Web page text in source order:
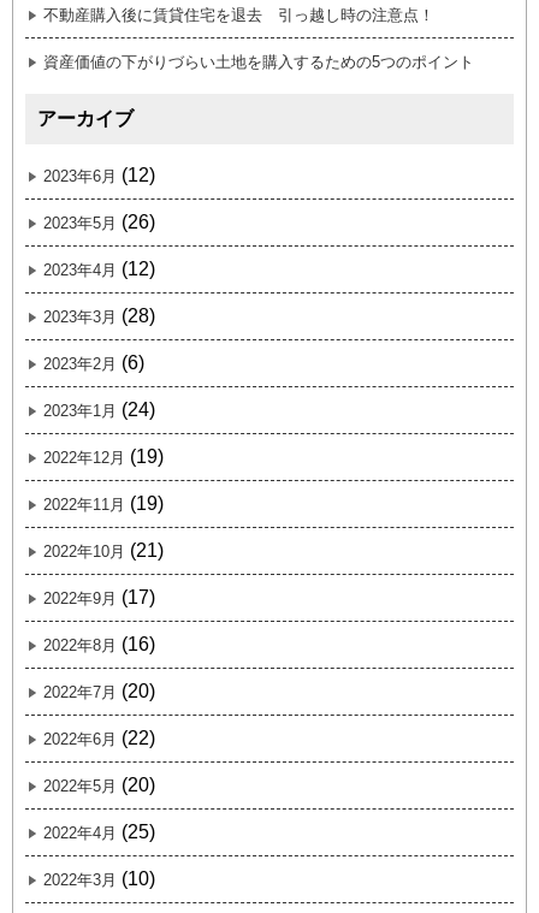
不動産購入後に賃貸住宅を退去 引っ越し時の注意点！
資産価値の下がりづらい土地を購入するための5つのポイント
アーカイブ
2023年6月 (12)
2023年5月 (26)
2023年4月 (12)
2023年3月 (28)
2023年2月 (6)
2023年1月 (24)
2022年12月 (19)
2022年11月 (19)
2022年10月 (21)
2022年9月 (17)
2022年8月 (16)
2022年7月 (20)
2022年6月 (22)
2022年5月 (20)
2022年4月 (25)
2022年3月 (10)